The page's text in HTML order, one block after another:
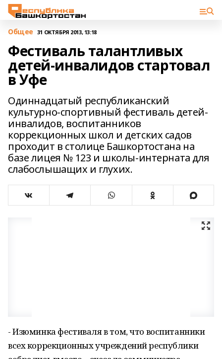
Общее 31 ОКТЯБРЯ 2013, 13:18
Фестиваль талантливых
детей-инвалидов стартовал
в Уфе
Одиннадцатый республиканский
культурно-спортивный фестиваль детей-
инвалидов, воспитанников
коррекционных школ и детских садов
проходит в столице Башкортостана на
базе лицея № 123 и школы-интерната для
слабослышащих и глухих.
- Изюминка фестиваля в том, что воспитанники
всех коррекционных учреждений республики